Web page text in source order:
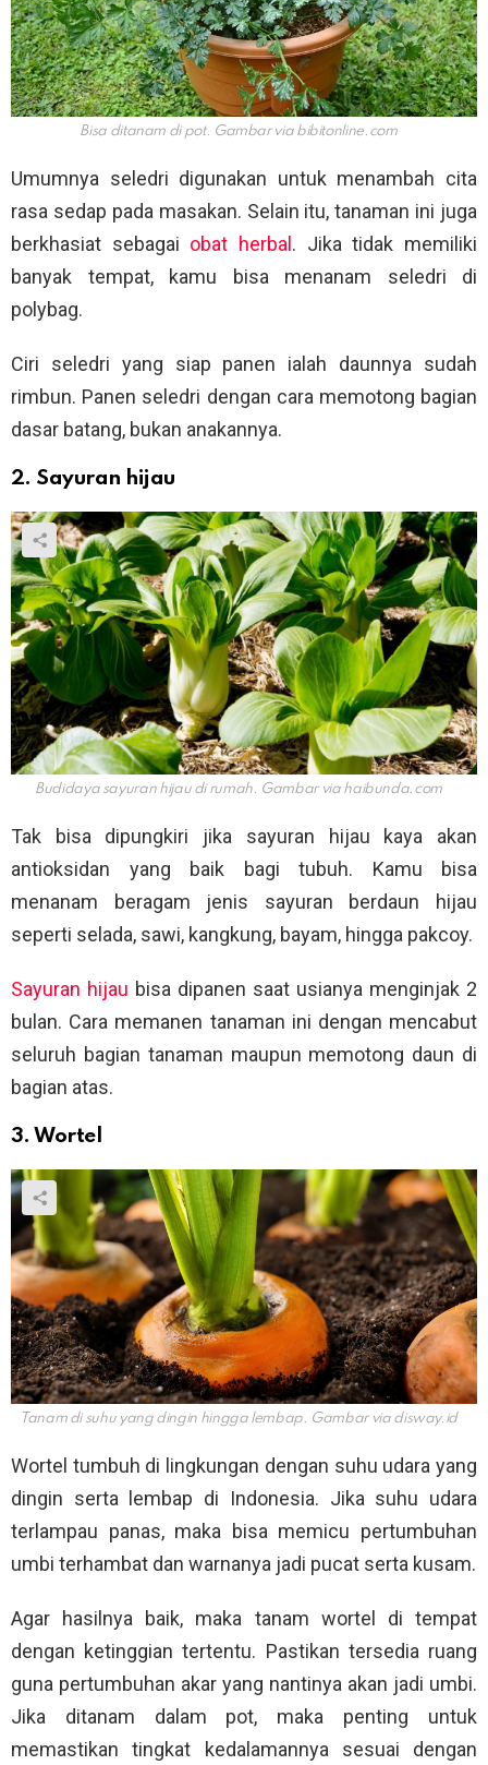
Bisa ditanam di pot. Gambar via bibitonline.com
Umumnya seledri digunakan untuk menambah cita
rasa sedap pada masakan. Selain itu, tanaman ini juga
berkhasiat sebagai obat herbal . Jika tidak memiliki
banyak tempat, kamu bisa menanam seledri di
polybag.
Ciri seledri yang siap panen ialah daunnya sudah
rimbun. Panen seledri dengan cara memotong bagian
dasar batang, bukan anakannya.
2. Sayuran hijau
Budidaya sayuran hijau di rumah. Gambar via haibunda.com
Tak bisa dipungkiri jika sayuran hijau kaya akan
antioksidan yang baik bagi tubuh. Kamu bisa
menanam beragam jenis sayuran berdaun hijau
seperti selada, sawi, kangkung, bayam, hingga pakcoy.
Sayuran hijau bisa dipanen saat usianya menginjak 2
bulan. Cara memanen tanaman ini dengan mencabut
seluruh bagian tanaman maupun memotong daun di
bagian atas.
3. Wortel
Tanam di suhu yang dingin hingga lembap. Gambar via disway.id
Wortel tumbuh di lingkungan dengan suhu udara yang
dingin serta lembap di Indonesia. Jika suhu udara
terlampau panas, maka bisa memicu pertumbuhan
umbi terhambat dan warnanya jadi pucat serta kusam.
Agar hasilnya baik, maka tanam wortel di tempat
dengan ketinggian tertentu. Pastikan tersedia ruang
guna pertumbuhan akar yang nantinya akan jadi umbi.
Jika ditanam dalam pot, maka penting untuk
memastikan tingkat kedalamannya sesuai dengan